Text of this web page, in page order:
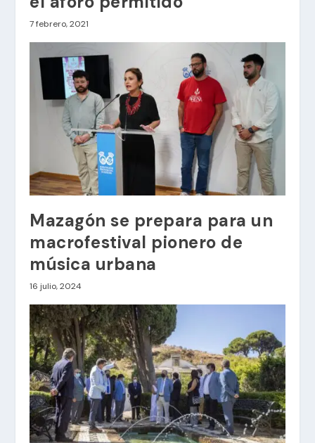
7 febrero, 2021
Mazagón se prepara para un
macrofestival pionero de
música urbana
16 julio, 2024